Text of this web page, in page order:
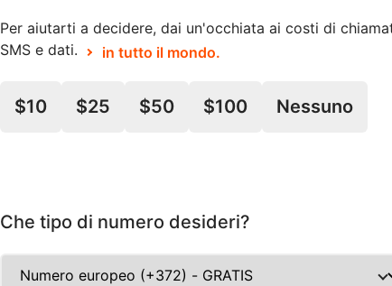
Per aiutarti a decidere, dai un'occhiata ai costi di
SMS e dati.
in tutto il mondo.
$10 $25 $50 $100 Nessuno
Che tipo di numero desideri?